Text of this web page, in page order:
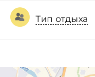
Тип отдыха